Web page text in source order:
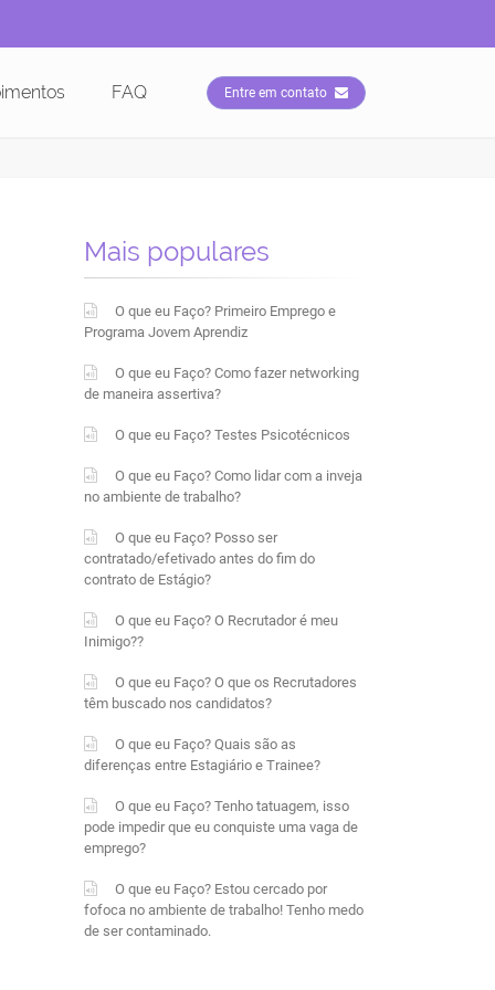
FAQ Entre em contato
Mais populares
O que eu Faço? Primeiro Emprego e
Programa Jovem Aprendiz
O que eu Faço? Como fazer networking
de maneira assertiva?
O que eu Faço? Testes Psicotécnicos
O que eu Faço? Como lidar com a inveja
no ambiente de trabalho?
O que eu Faço? Posso ser
contratado/efetivado antes do fim do
contrato de Estágio?
O que eu Faço? O Recrutador é meu
Inimigo??
O que eu Faço? O que os Recrutadores
têm buscado nos candidatos?
O que eu Faço? Quais são as
diferenças entre Estagiário e Trainee?
O que eu Faço? Tenho tatuagem, isso
pode impedir que eu conquiste uma vaga de
emprego?
O que eu Faço? Estou cercado por
fofoca no ambiente de trabalho! Tenho medo
de ser contaminado.